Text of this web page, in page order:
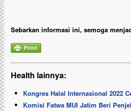
Sebarkan informasi ini, semoga
Health lainnya:
Kongres Halal Internasional 2022
Komisi Fatwa MUI Jatim Beri